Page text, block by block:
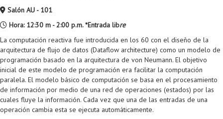
Salón AU - 101
Hora: 12:30 m - 2:00 p.m. *Entrada libre
La computación reactiva fue introducida en los 60 con el diseño de la
arquitectura de flujo de datos (Dataflow architecture) como un modelo de
programación basado en la arquitectura de von Neumann. El objetivo
inicial de este modelo de programación era facilitar la computación
paralela. El modelo básico de computación se basa en el procesamiento
de información por medio de una red de operaciones (estados) por las
cuales fluye la información. Cada vez que una de las entradas de una
operación cambia esta se ejecuta automáticamente.